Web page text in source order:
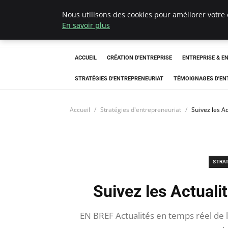
LECFCM
ACCUEIL CRÉATION D'ENTREPRISE ENTREPRISE &
STRATÉGIES D'ENTREPRENEURIAT TÉMOIGNAGES
Accueil Stratégies d'entrepreneuriat Suivez les
Suivez les
EN BREF Actualités en temps réel
Nous utilisons des cookies pour améliorer
En savoir plus